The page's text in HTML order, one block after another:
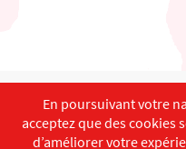
English
Copyright ©ISEC-AdW
En poursuivant votre
acceptez que des cookies
d’améliorer votre